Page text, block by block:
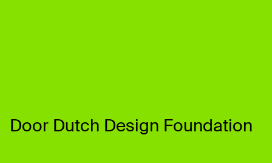
Door Dutch Design Foundation